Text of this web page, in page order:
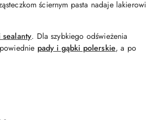
ściernym pasta nadaje lakierowi
. Dla szybkiego odświeżenia
pady i gąbki polerskie, a po